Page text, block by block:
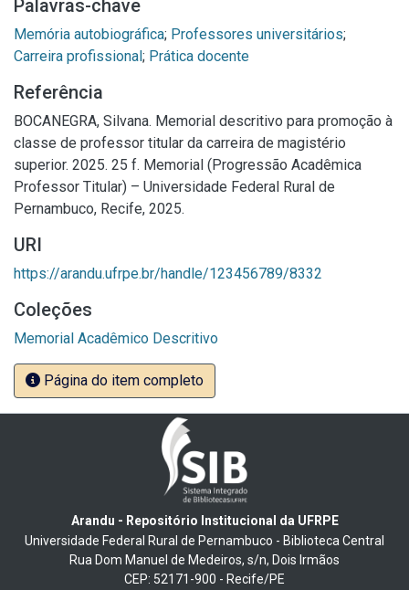
Palavras-chave
Memória autobiográfica; Professores universitários;
Carreira profissional; Prática docente
Referência
BOCANEGRA, Silvana. Memorial descritivo para promoção à
classe de professor titular da carreira de magistério
superior. 2025. 25 f. Memorial (Progressão Acadêmica
Professor Titular) – Universidade Federal Rural de
Pernambuco, Recife, 2025.
URI
https://arandu.ufrpe.br/handle/123456789/8332
Coleções
Memorial Acadêmico Descritivo
Página do item completo
Arandu - Repositório Institucional da UFRPE
Universidade Federal Rural de Pernambuco - Biblioteca Central
Rua Dom Manuel de Medeiros, s/n, Dois Irmãos
CEP: 52171-900 - Recife/PE